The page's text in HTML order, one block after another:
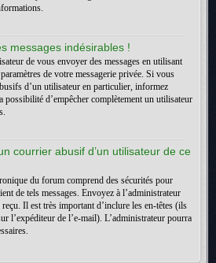
messages indésirables !
de vous envoyer des messages en utilisant
de votre messagerie privée. Si vous
d’un utilisateur en particulier, informez
possibilité d’empêcher complètement un utilisateur
courrier abusif d’un utilisateur de ce
du forum comprend des sécurités pour
de tels messages. Envoyez à l’administrateur
Il est très important d’inclure les en-têtes (ils
l’expéditeur de l’e-mail). L’administrateur pourra